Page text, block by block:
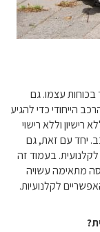
בכוחות עצמו. גם
הייחודי כדי להגיע
רישיון וללא רישוי
יחד עם זאת, גם
בעמוד זה
מתאימה עשויה
לקלנועיות.